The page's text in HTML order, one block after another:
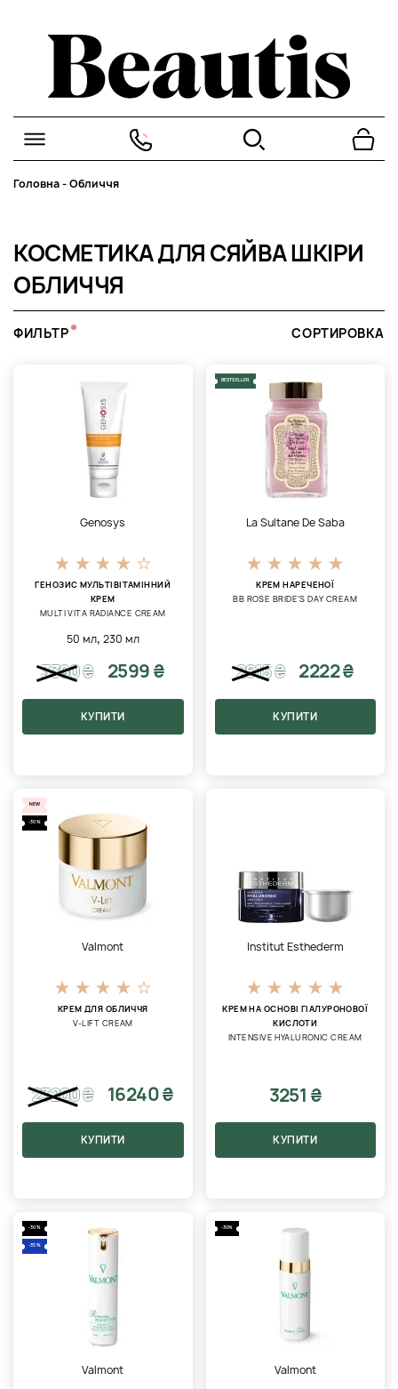
Головна-Обличчя
КОСМЕТИКА ДЛЯ СЯЙВА ШКІРИ
ОБЛИЧЧЯ
ФИЛЬТР СОРТИРОВКА
Genosys
ГЕНОЗИС МУЛЬТІВІТАМІННИЙ
КРЕМ
MULTI VITA RADIANCE CREAM
50 мл, 230 мл
3390₴ 2599 ₴
КУПИТИ
BESTSELLER
La Sultane De Saba
КРЕМ НАРЕЧЕНОЇ
BB ROSE BRIDE'S DAY CREAM
2615₴ 2222 ₴
КУПИТИ
NEW
-30%
Valmont
КРЕМ ДЛЯ ОБЛИЧЧЯ
V-LIFT CREAM
23200₴ 16240 ₴
КУПИТИ
Institut Esthederm
КРЕМ НА ОСНОВІ ГІАЛУРОНОВОЇ
КИСЛОТИ
INTENSIVE HYALURONIC CREAM
3251 ₴
КУПИТИ
-30%
-35%
Valmont
-30%
Valmont